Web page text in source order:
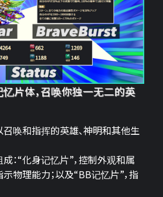
片体，召唤你独一无二的英
唤和指挥的英雄、神明和其他生
：“化身记忆片”，控制外观和属
示物理能力；以及“BB记忆片”，指